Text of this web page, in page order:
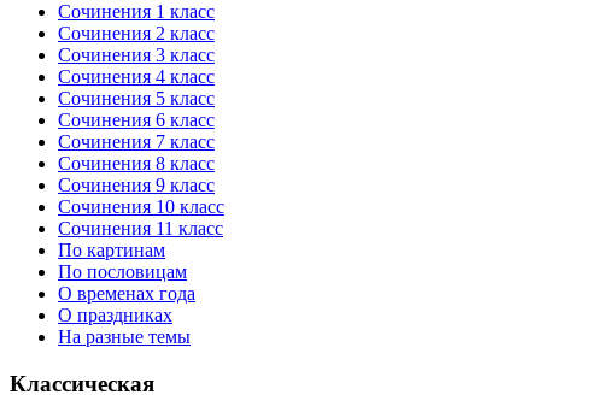
Сочинения 1 класс
Сочинения 2 класс
Сочинения 3 класс
Сочинения 4 класс
Сочинения 5 класс
Сочинения 6 класс
Сочинения 7 класс
Сочинения 8 класс
Сочинения 9 класс
Сочинения 10 класс
Сочинения 11 класс
По картинам
По пословицам
О временах года
О праздниках
На разные темы
Классическая